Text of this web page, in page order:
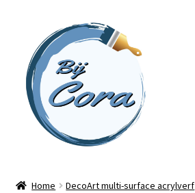
naar
navigatie
inhoud
Home DecoArt multi-surface acrylverf